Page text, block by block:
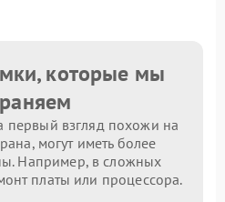
которые мы
первый взгляд похожи на
могут иметь более
Например, в сложных
платы или процессора.